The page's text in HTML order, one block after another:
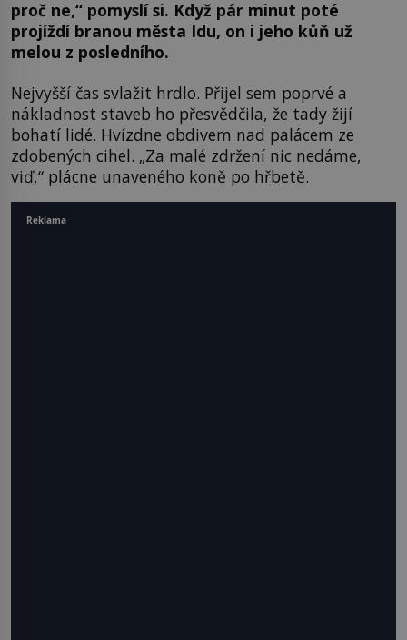
proč ne,“ pomyslí si. Když pár minut poté
projíždí branou města Idu, on i jeho kůň už
melou z posledního.
Nejvyšší čas svlažit hrdlo. Přijel sem poprvé a
nákladnost staveb ho přesvědčila, že tady žijí
bohatí lidé. Hvízdne obdivem nad palácem ze
zdobených cihel. „Za malé zdržení nic nedáme,
viď,“ plácne unaveného koně po hřbetě.
Reklama